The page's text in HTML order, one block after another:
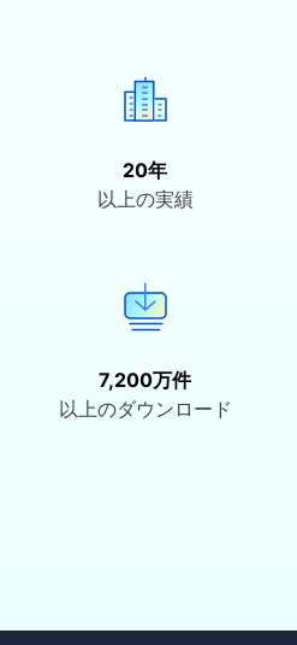
20年
以上の実績
7,200万件
以上のダウンロード